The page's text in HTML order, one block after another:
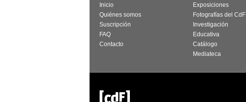
Inicio
Quiénes somos
Suscripción
FAQ
Contacto
Exposiciones
Fotografías del CdF
Investigación
Educativa
Catálogo
Mediateca